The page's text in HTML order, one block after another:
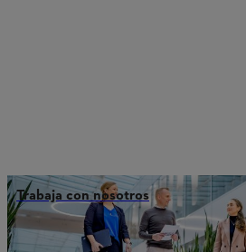
Trabaja con nosotros